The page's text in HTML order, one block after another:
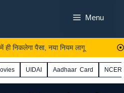
Menu
पैसा, नया नियम लागू
UIDAI Aadhaar Card